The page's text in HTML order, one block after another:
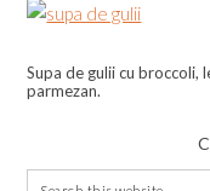
Supa de gulii cu broccoli,
parmezan.